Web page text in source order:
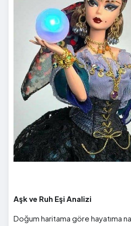
Aşk ve Ruh Eşi Analizi
Doğum haritama göre hayatıma